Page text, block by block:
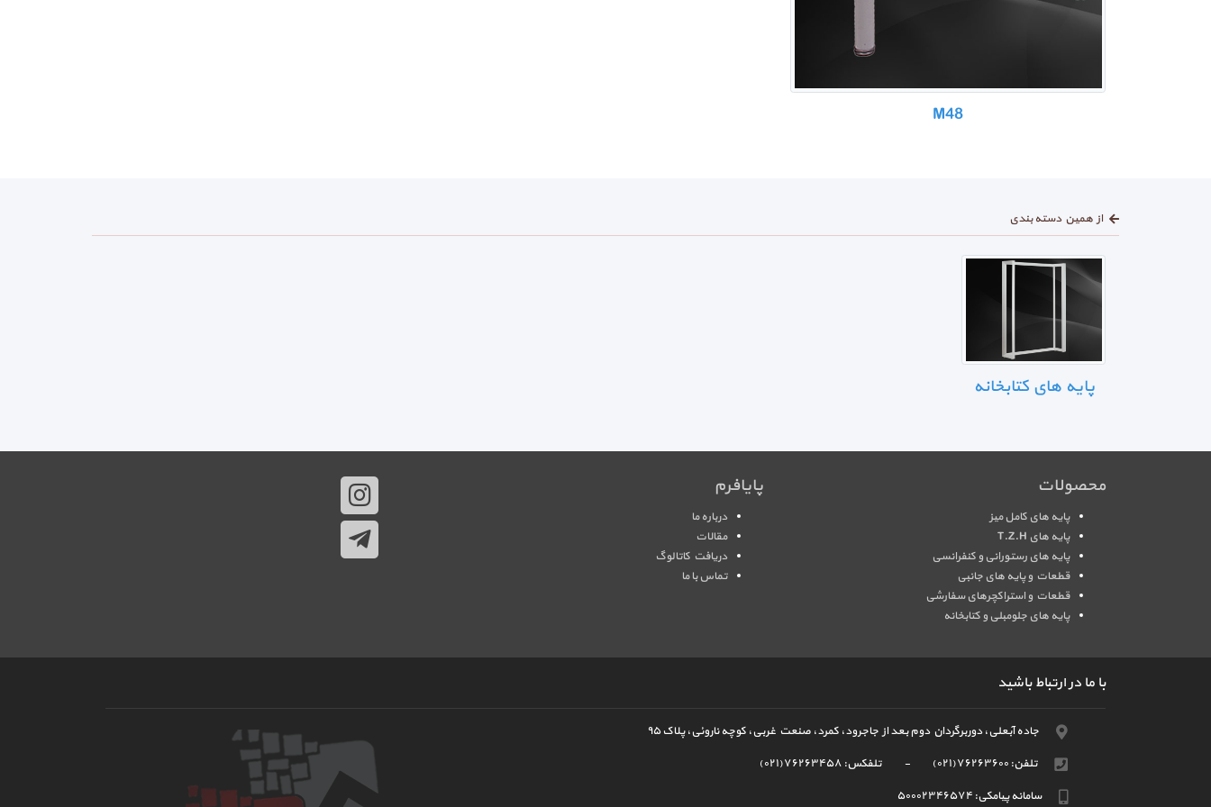
M48
از همین دسته بندی
پایه های کتابخانه
محصولات
پایه های کامل میز
پایه های T.Z.H
پایه های رستورانی و کنفرانسی
قطعات و پایه های جانبی
قطعات و استراکچرهای سفارشی
پایه های جلومبلی و کتابخانه
پایافرم
درباره ما
مقالات
دریافت کاتالوگ
تماس با ما
با ما در ارتباط باشید
جاده آبعلی، دوربرگردان دوم بعد از جاجرود، کمرد، صنعت غربی، کوچه ناروئی، پلاک ۹۵
تلفن: (۰۲۱)۷۶۲۶۳۶۰۰ - تلفکس: (۰۲۱)۷۶۲۶۳۴۵۸
سامانه پیامکی: ۵۰۰۰۲۳۴۶۵۷۴